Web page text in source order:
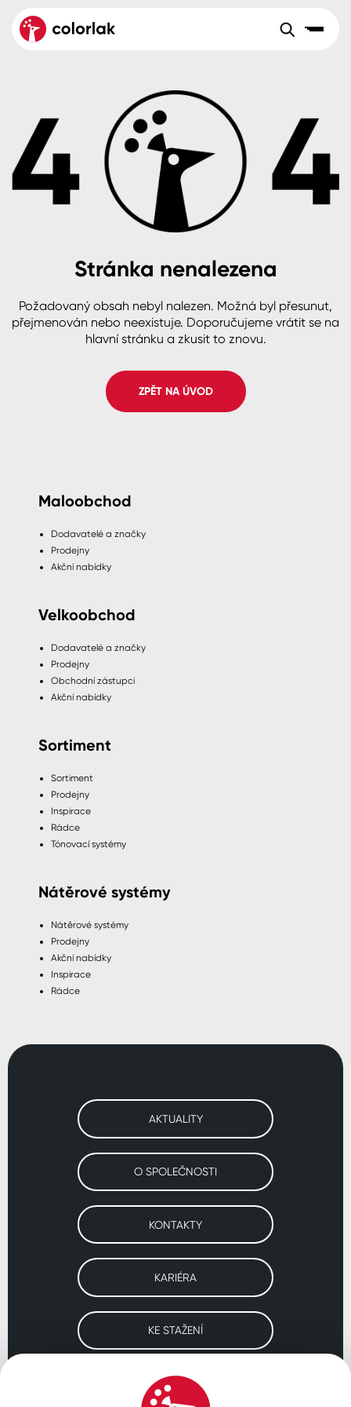
Velkoobchod Sortiment
Aktuality
Reference
O společnosti
B2B +420 800 145 555Po – Pá: 8:00–15:00
Česko
Slovensko Polsko Worldwide
Dřevo
Beton, asfalt, minerální podklady
Plast, sklo, keramika
Stěny
Fasády
Spreje
Colorlak Dekor
Colorlak Profi
Colorlak Pta
Stránka nenalezena
Požadovaný obsah nebyl nalezen. Možná byl přesunut,
přejmenován nebo neexistuje. Doporučujeme vrátit se na
hlavní stránku a zkusit to znovu.
ZPĚT NA ÚVOD
Maloobchod
Dodavatelé a značky
Prodejny
Akční nabídky
Velkoobchod
Dodavatelé a značky
Prodejny
Obchodní zástupci
Akční nabídky
Sortiment
Sortiment
Prodejny
Inspirace
Rádce
Tónovací systémy
Nátěrové systémy
Nátěrové systémy
Prodejny
Akční nabídky
Inspirace
Rádce
AKTUALITY
O SPOLEČNOSTI
KONTAKTY
KARIÉRA
KE STAŽENÍ
Navštivte naše pobočky